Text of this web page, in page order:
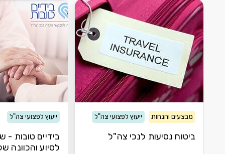
מבצעים והנחות ייעוץ לפצועי צה"ל
ביטוח נסיעות לנכי צה"ל
ייעוץ לפצועי צה"ל
בידיים טובות -
לסיוע והכוונה